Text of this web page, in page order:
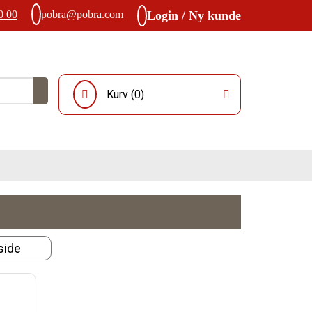
00 pobra@pobra.com Login / Ny kunde
Kurv (0)